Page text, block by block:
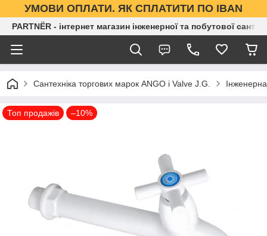
УМОВИ ОПЛАТИ. ЯК СПЛАТИТИ ПО IBAN
PARTNЁR - інтернет магазин інженерної та побутової
Сантехніка торгових марок ANGO і Valve J.G.
Топ продажів –10%